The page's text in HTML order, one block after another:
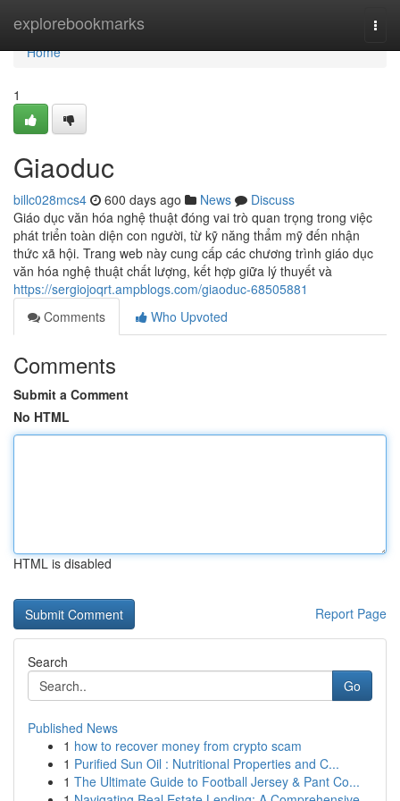
explorebookmarks
Home
Home
1
Giaoduc
billc028mcs4 600 days ago News
Discuss
Giáo dục văn hóa nghệ thuật đóng vai trò quan trọng trong việc
phát triển toàn diện con người, từ kỹ năng thẩm mỹ đến nhận
thức xã hội. Trang web này cung cấp các chương trình giáo dục
văn hóa nghệ thuật chất lượng, kết hợp giữa lý thuyết và
https://sergiojoqrt.ampblogs.com/giaoduc-68505881
Comments
Who Upvoted
Comments
Submit a Comment
No HTML
HTML is disabled
Report Page
Search
Go
Published News
1 how to recover money from crypto scam
1 Purified Sun Oil : Nutritional Properties and C...
1 The Ultimate Guide to Football Jersey & Pant Co...